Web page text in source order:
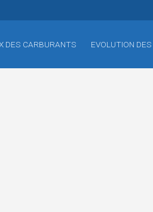
DES CARBURANTS EVOLUTION